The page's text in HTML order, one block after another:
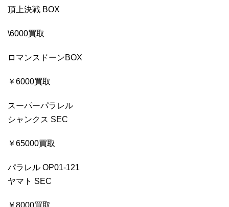
頂上決戦 BOX
\6000買取
ロマンスドーンBOX
￥6000買取
スーパーパラレル
シャンクス SEC
￥65000買取
パラレル OP01-121
ヤマト SEC
￥8000買取